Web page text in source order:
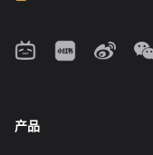
产品